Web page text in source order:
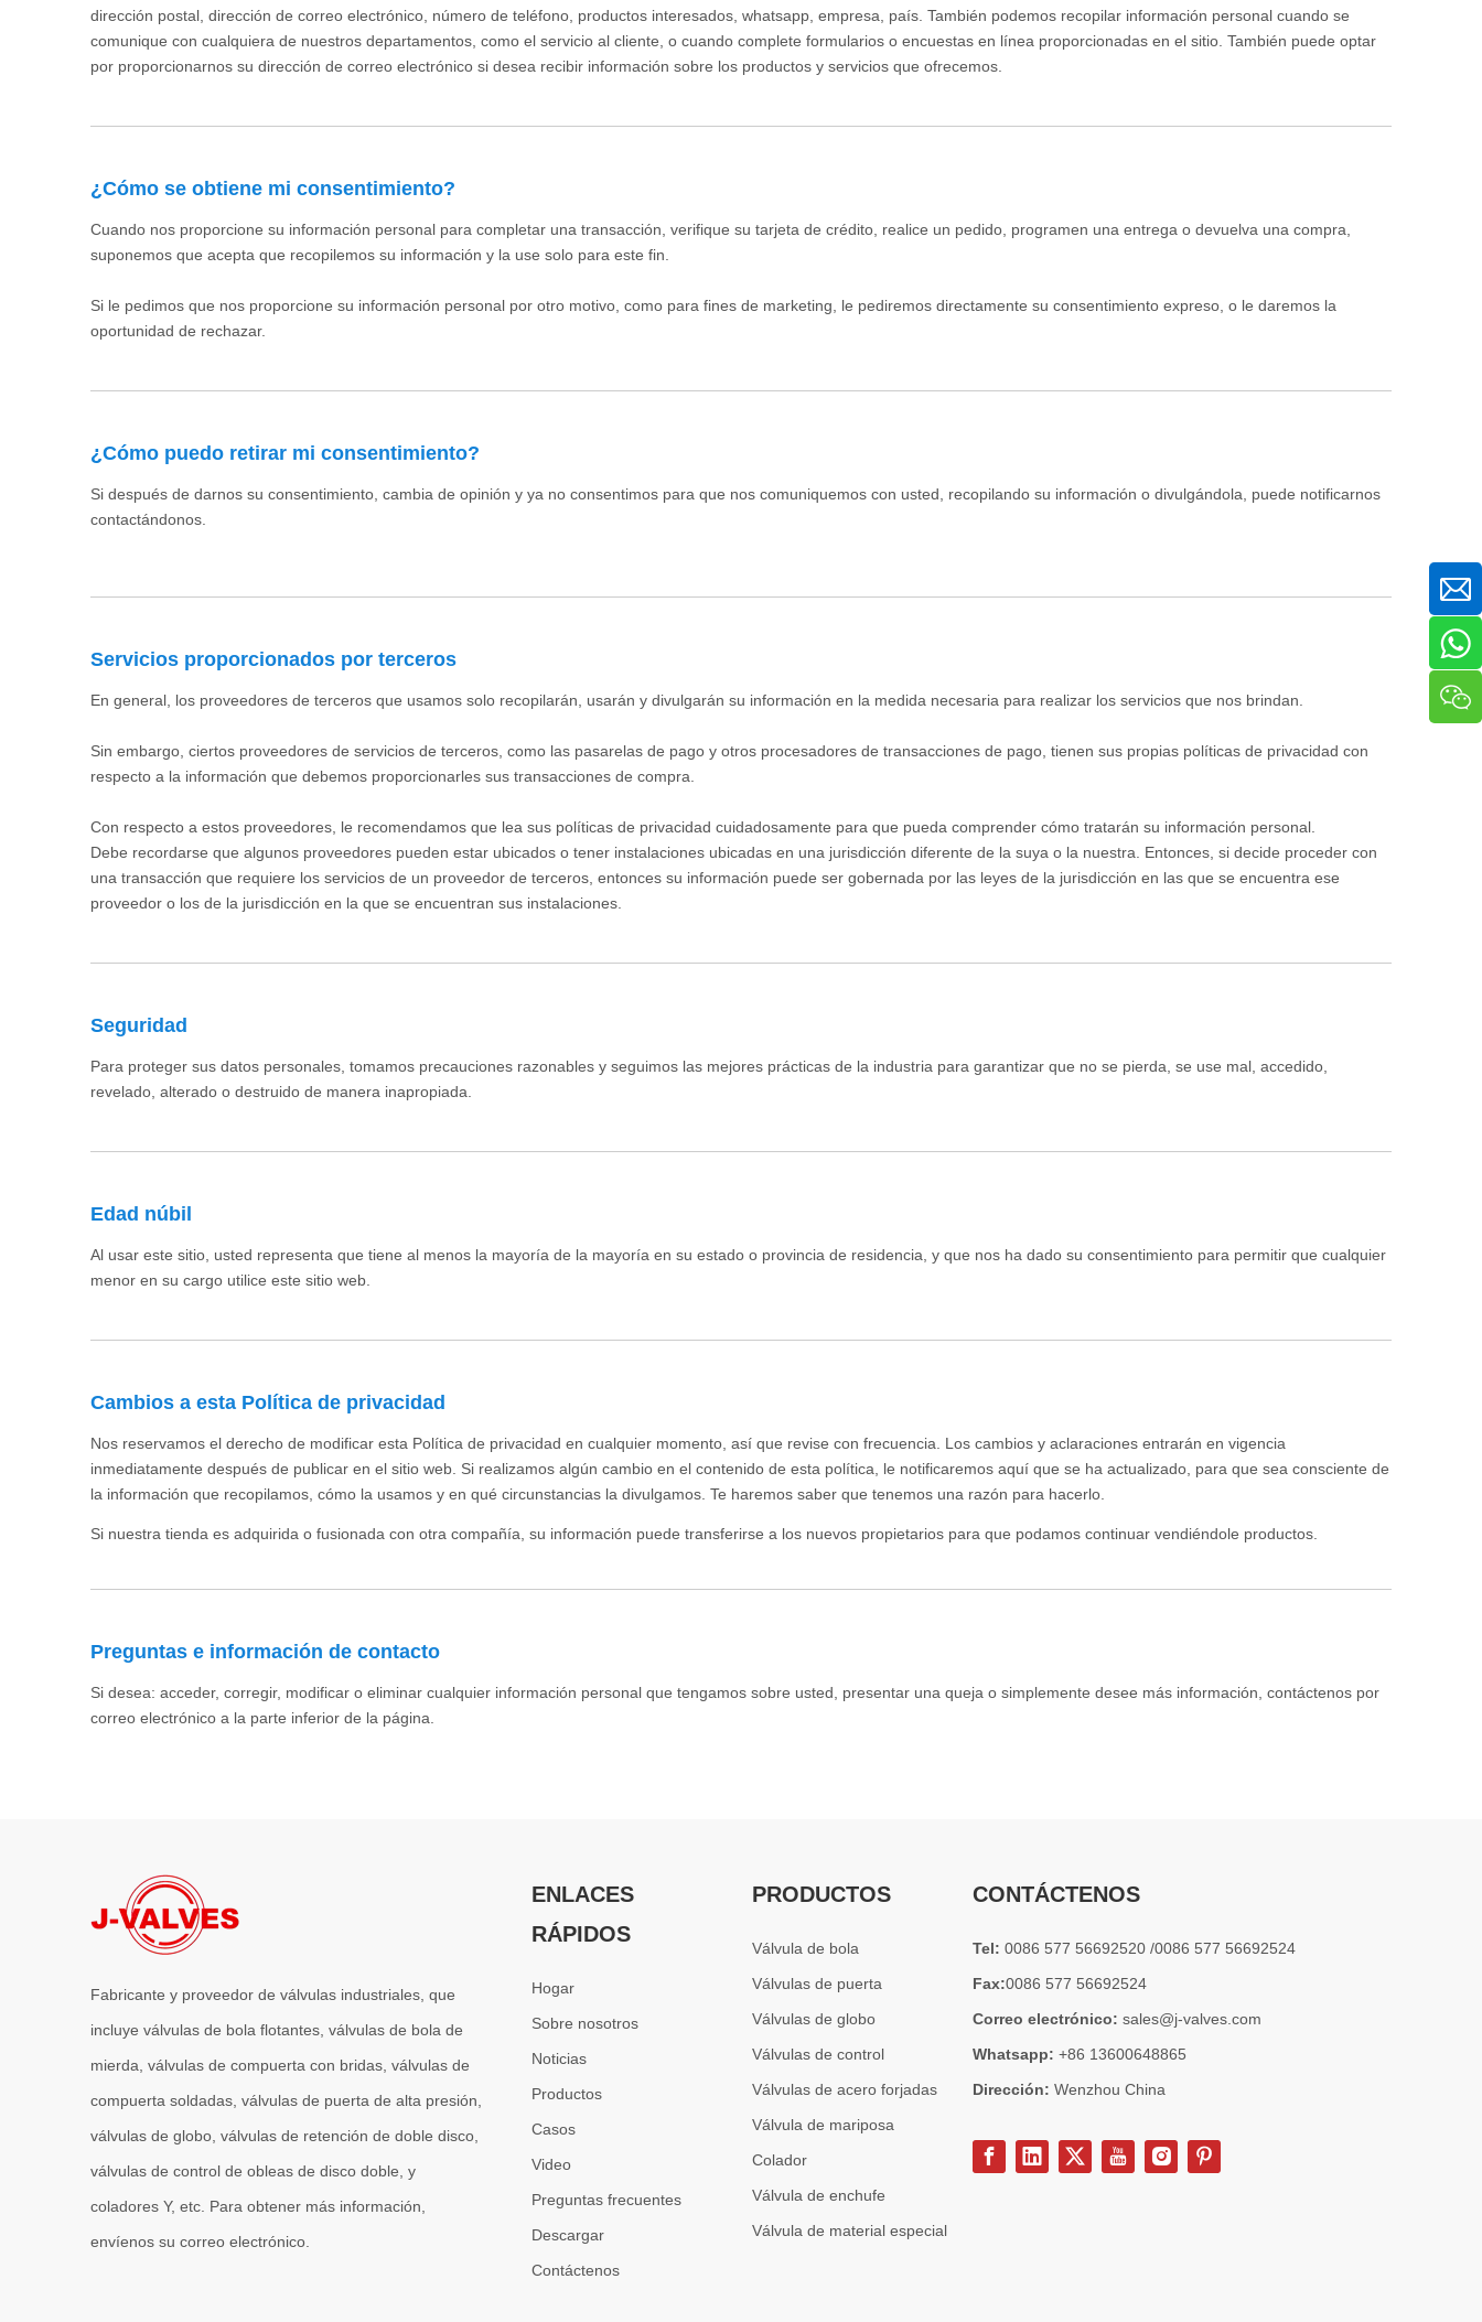
dirección postal, dirección de correo electrónico, número de teléfono, productos interesados, whatsapp, empresa, país. También podemos recopilar información personal cuando se
comunique con cualquiera de nuestros departamentos, como el servicio al cliente, o cuando complete formularios o encuestas en línea proporcionadas en el sitio. También puede optar
por proporcionarnos su dirección de correo electrónico si desea recibir información sobre los productos y servicios que ofrecemos.
¿Cómo se obtiene mi consentimiento?
Cuando nos proporcione su información personal para completar una transacción, verifique su tarjeta de crédito, realice un pedido, programen una entrega o devuelva una compra,
suponemos que acepta que recopilemos su información y la use solo para este fin.
Si le pedimos que nos proporcione su información personal por otro motivo, como para fines de marketing, le pediremos directamente su consentimiento expreso, o le daremos la
oportunidad de rechazar.
¿Cómo puedo retirar mi consentimiento?
Si después de darnos su consentimiento, cambia de opinión y ya no consentimos para que nos comuniquemos con usted, recopilando su información o divulgándola, puede notificarnos
contactándonos.
Servicios proporcionados por terceros
En general, los proveedores de terceros que usamos solo recopilarán, usarán y divulgarán su información en la medida necesaria para realizar los servicios que nos brindan.
Sin embargo, ciertos proveedores de servicios de terceros, como las pasarelas de pago y otros procesadores de transacciones de pago, tienen sus propias políticas de privacidad con
respecto a la información que debemos proporcionarles sus transacciones de compra.
Con respecto a estos proveedores, le recomendamos que lea sus políticas de privacidad cuidadosamente para que pueda comprender cómo tratarán su información personal.
Debe recordarse que algunos proveedores pueden estar ubicados o tener instalaciones ubicadas en una jurisdicción diferente de la suya o la nuestra. Entonces, si decide proceder con
una transacción que requiere los servicios de un proveedor de terceros, entonces su información puede ser gobernada por las leyes de la jurisdicción en las que se encuentra ese
proveedor o los de la jurisdicción en la que se encuentran sus instalaciones.
Seguridad
Para proteger sus datos personales, tomamos precauciones razonables y seguimos las mejores prácticas de la industria para garantizar que no se pierda, se use mal, accedido,
revelado, alterado o destruido de manera inapropiada.
Edad núbil
Al usar este sitio, usted representa que tiene al menos la mayoría de la mayoría en su estado o provincia de residencia, y que nos ha dado su consentimiento para permitir que cualquier
menor en su cargo utilice este sitio web.
Cambios a esta Política de privacidad
Nos reservamos el derecho de modificar esta Política de privacidad en cualquier momento, así que revise con frecuencia. Los cambios y aclaraciones entrarán en vigencia
inmediatamente después de publicar en el sitio web. Si realizamos algún cambio en el contenido de esta política, le notificaremos aquí que se ha actualizado, para que sea consciente de
la información que recopilamos, cómo la usamos y en qué circunstancias la divulgamos. Te haremos saber que tenemos una razón para hacerlo.
Si nuestra tienda es adquirida o fusionada con otra compañía, su información puede transferirse a los nuevos propietarios para que podamos continuar vendiéndole productos.
Preguntas e información de contacto
Si desea: acceder, corregir, modificar o eliminar cualquier información personal que tengamos sobre usted, presentar una queja o simplemente desee más información, contáctenos por
correo electrónico a la parte inferior de la página.
Fabricante y proveedor de válvulas industriales, que
incluye válvulas de bola flotantes, válvulas de bola de
mierda, válvulas de compuerta con bridas, válvulas de
compuerta soldadas, válvulas de puerta de alta presión,
válvulas de globo, válvulas de retención de doble disco,
válvulas de control de obleas de disco doble, y
coladores Y, etc. Para obtener más información,
envíenos su correo electrónico.
ENLACES
RÁPIDOS
Hogar
Sobre nosotros
Noticias
Productos
Casos
Video
Preguntas frecuentes
Descargar
Contáctenos
PRODUCTOS
Válvula de bola
Válvulas de puerta
Válvulas de globo
Válvulas de control
Válvulas de acero forjadas
Válvula de mariposa
Colador
Válvula de enchufe
Válvula de material especial
CONTÁCTENOS
Tel: 0086 577 56692520 /0086 577 56692524
Fax:0086 577 56692524
Correo electrónico: sales@j-valves.com
Whatsapp: +86 13600648865
Dirección: Wenzhou China